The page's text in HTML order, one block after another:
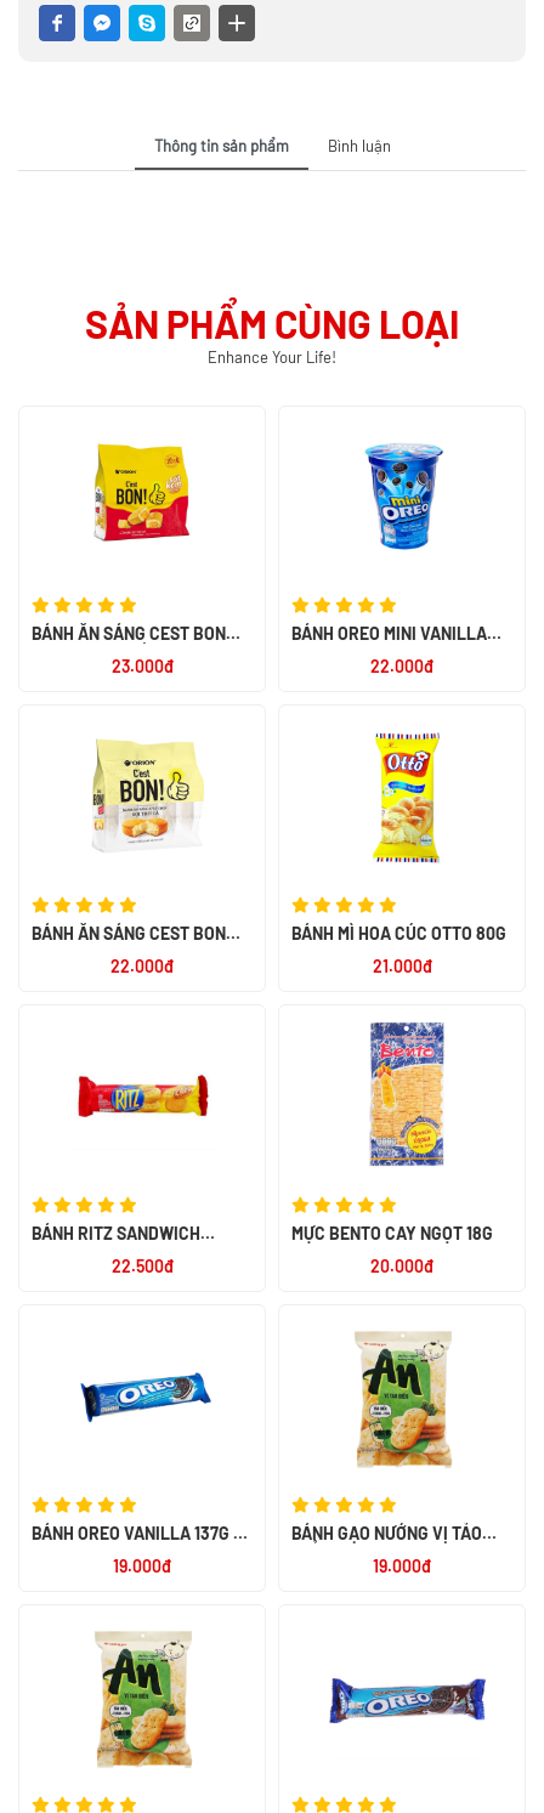
Thông tin sản phẩm Bình luận
SẢN PHẨM CÙNG LOẠI
Enhance Your Life!
BÁNH ĂN SÁNG CEST BON
SỢI THỊT GÀ SỐT KEM
23.000đ
BÁNH OREO MINI VANILLA
67G - NK INDONESIA
22.000đ
BÁNH ĂN SÁNG C`EST BON
22.000đ
BÁNH MÌ HOA CÚC OTTO 80G
21.000đ
BÁNH RITZ SANDWICH
22.500đ
MỰC BENTO CAY NGỌT 18G
20.000đ
BÁNH OREO VANILLA 137G -
19.000đ
BÁNH GẠO NƯỚNG VỊ TẢO
19.000đ